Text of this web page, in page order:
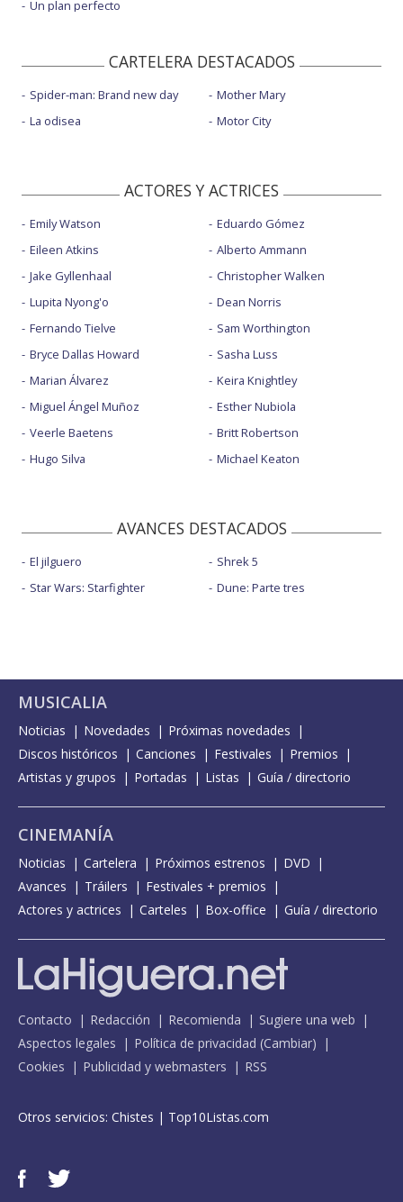
Un plan perfecto
CARTELERA DESTACADOS
Spider-man: Brand new day
La odisea
Mother Mary
Motor City
ACTORES Y ACTRICES
Emily Watson
Eileen Atkins
Jake Gyllenhaal
Lupita Nyong'o
Fernando Tielve
Bryce Dallas Howard
Marian Álvarez
Miguel Ángel Muñoz
Veerle Baetens
Hugo Silva
Eduardo Gómez
Alberto Ammann
Christopher Walken
Dean Norris
Sam Worthington
Sasha Luss
Keira Knightley
Esther Nubiola
Britt Robertson
Michael Keaton
AVANCES DESTACADOS
El jilguero
Star Wars: Starfighter
Shrek 5
Dune: Parte tres
MUSICALIA
Noticias Novedades
Próximas novedades
Discos históricos
Canciones Festivales
Premios
Artistas y grupos
Portadas Listas Guía / directorio
CINEMANÍA
Noticias Cartelera Próximos estrenos
DVD
Avances
Tráilers
Festivales + premios
Actores y actrices
Carteles Box-office Guía / directorio
Contacto Redacción Recomienda
Sugiere una web
Aspectos legales
Política de privacidad (Cambiar)
Cookies
Publicidad y webmasters RSS
Otros servicios: Chistes | Top10Listas.com